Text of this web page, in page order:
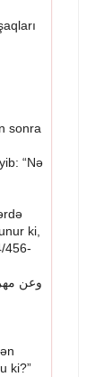
sonra
“Nə
ki,
456-
وعن
ki?”